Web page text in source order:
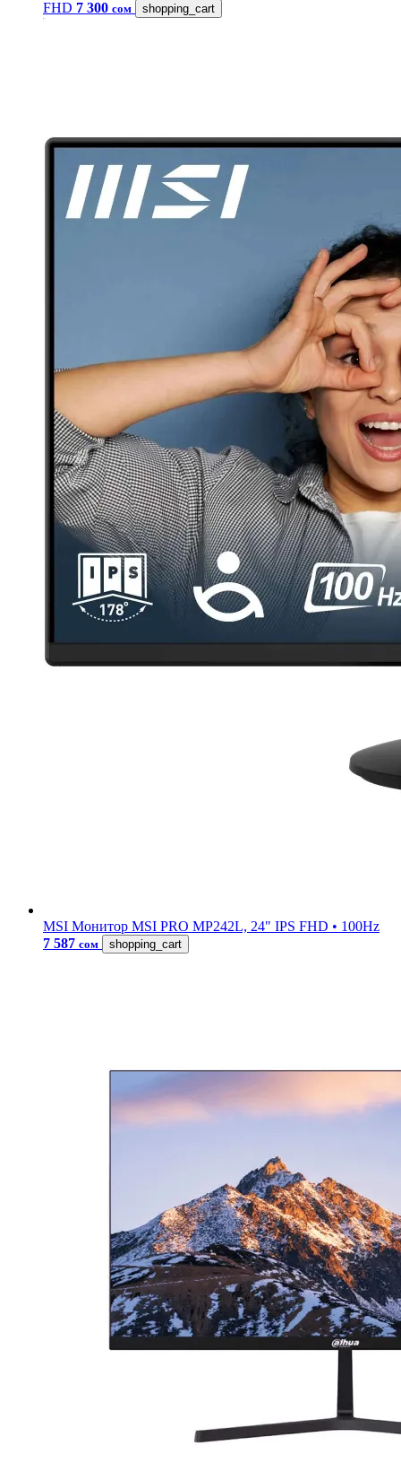
FHD 7 300 сом shopping_cart
MSI Монитор MSI PRO MP242L, 24" IPS FHD • 100Hz
7 587 сом shopping_cart